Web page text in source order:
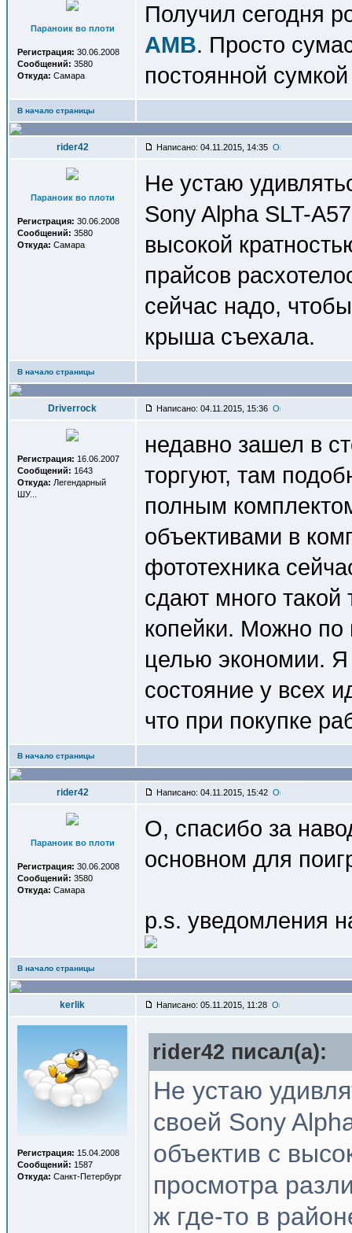
Параноик во плоти
Регистрация: 30.06.2008
Сообщений: 3580
Откуда: Самара
Получил сегодня
AMB. Просто
постоянной
В начало страницы
rider42 Написано: 04.11.2015, 14:35
Параноик во плоти
Регистрация: 30.06.2008
Сообщений: 3580
Откуда: Самара
Не устаю
Sony Alpha SLT-
высокой
прайсов
сейчас надо,
крыша съехала.
В начало страницы
Driverrock Написано: 04.11.2015, 15:36
Регистрация: 16.06.2007
Сообщений: 1643
Откуда: Легендарный
ШУ...
недавно зашел в
торгуют, там
полным
объективами в
фототехника
сдают много
копейки. Можно по
целью экономии. Я
состояние у всех
что при покупке
В начало страницы
rider42 Написано: 04.11.2015, 15:42
Параноик во плоти
Регистрация: 30.06.2008
Сообщений: 3580
Откуда: Самара
О, спасибо за
основном для
p.s. уведомления
В начало страницы
kerlik Написано: 05.11.2015, 11:28
Регистрация: 15.04.2008
Сообщений: 1587
Откуда: Санкт-Петербург
rider42 писал(a):
Не устаю
своей Sony
объектив с
просмотра
ж где-то в